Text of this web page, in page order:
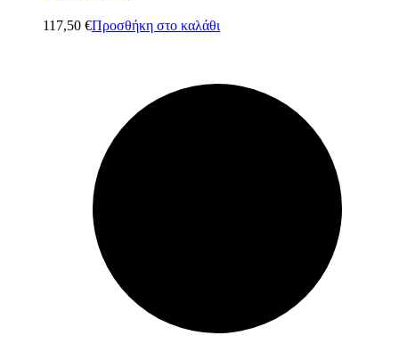
117,50 €Προσθήκη στο καλάθι